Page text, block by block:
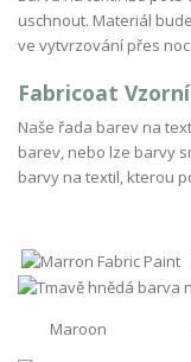
uschnout. Materiál
ve vytvrzování přes noc.
Fabricoat
Naše řada barev na
barev, nebo lze barvy
barvy na textil, kterou
Maroon